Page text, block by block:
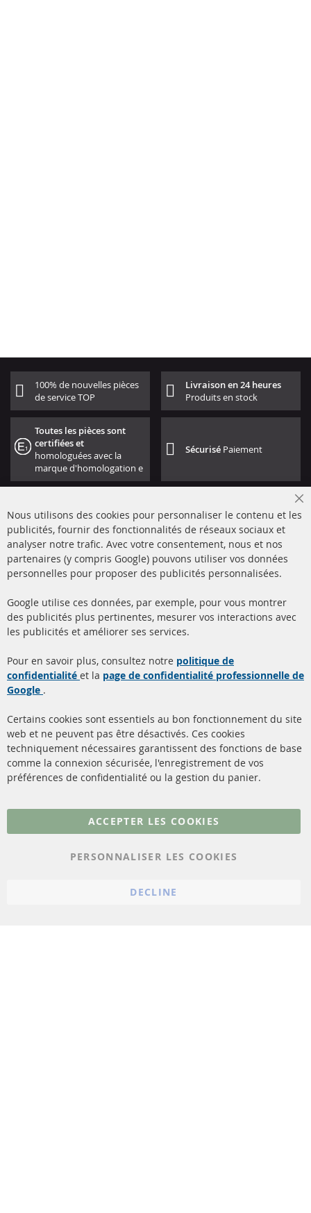
100% de nouvelles pièces
de service TOP
Livraison en 24 heures
Produits en stock
Toutes les pièces sont
certifiées et
homologuées avec la
marque d'homologation e
Sécurisé Paiement
+49 (0) 4533 799000
info@contra-automotive.de
facebook
instagram
Filtres à particules diesel
(FPD)
Catalyseur (CAT)
Capteurs
Matériel de montage
à propos de nous
livraison
Contact
Résilier le contrat
Plus de liens
Conditions générales
Nous utilisons des cookies pour personnaliser le contenu et les
publicités, fournir des fonctionnalités de réseaux sociaux et
analyser notre trafic. Avec votre consentement, nous et nos
partenaires (y compris Google) pouvons utiliser vos données
personnelles pour proposer des publicités personnalisées.
Google utilise ces données, par exemple, pour vous montrer
des publicités plus pertinentes, mesurer vos interactions avec
les publicités et améliorer ses services.
Pour en savoir plus, consultez notre politique de
confidentialité et la page de confidentialité professionnelle de
Google .
Certains cookies sont essentiels au bon fonctionnement du site
web et ne peuvent pas être désactivés. Ces cookies
techniquement nécessaires garantissent des fonctions de base
comme la connexion sécurisée, l'enregistrement de vos
préférences de confidentialité ou la gestion du panier.
ACCEPTER LES COOKIES
PERSONNALISER LES COOKIES
DECLINE